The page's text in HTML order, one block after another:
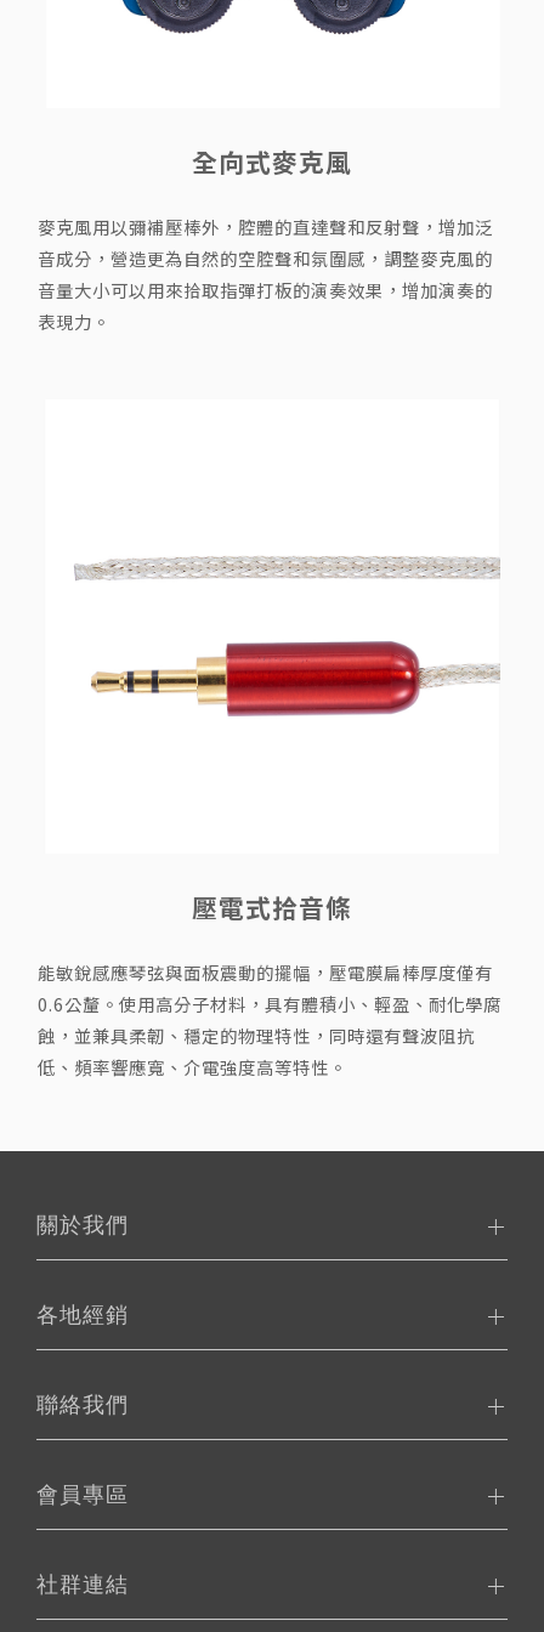
全向式麥克風
麥克風用以彌補壓棒外，腔體的直達聲和反射聲，增加泛
音成分，營造更為自然的空腔聲和氛圍感，調整麥克風的
音量大小可以用來拾取指彈打板的演奏效果，增加演奏的
表現力。
壓電式拾音條
能敏銳感應琴弦與面板震動的擺幅，壓電膜扁棒厚度僅有
0.6公釐。使用高分子材料，具有體積小、輕盈、耐化學腐
蝕，並兼具柔韌、穩定的物理特性，同時還有聲波阻抗
低、頻率響應寬、介電強度高等特性。
關於我們
各地經銷
聯絡我們
會員專區
社群連結